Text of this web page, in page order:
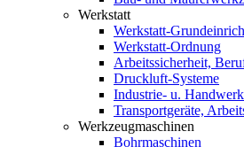
Werkstatt
Werkstatt-
Werkstatt-Ordnung
Arbeitssicherheit,
Druckluft-Systeme
Industrie- u.
Transportgeräte,
Werkzeugmaschinen
Bohrmaschinen